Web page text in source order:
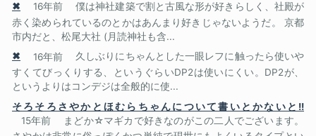
✖ 16年前
僕は神社建築で割と古風な形が好きらしく、社殿が
赤く染められているのとかはあんまり好きじゃないようだ。 京都
市内だと、松尾大社 (月読神社も含...
✖
16年前
久しぶりにちゃんとした一眼レフに触ったら使いや
すくてびっくりする、というぐらいDP2は使いにくい。DP2が、
というよりはコンデジは全般的に使...
そろそろさやかとほむらちゃんについて書いとかないと!!
15年前
まどか☆マギカで好きなのがこの二人でございます。